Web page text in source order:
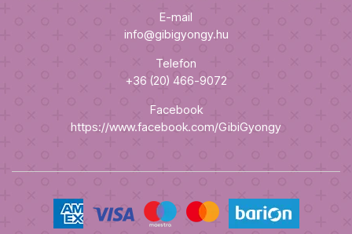
E-mail
info@gibigyongy.hu
Telefon
+36 (20) 466-9072
Facebook
https://www.facebook.com/GibiGyongy